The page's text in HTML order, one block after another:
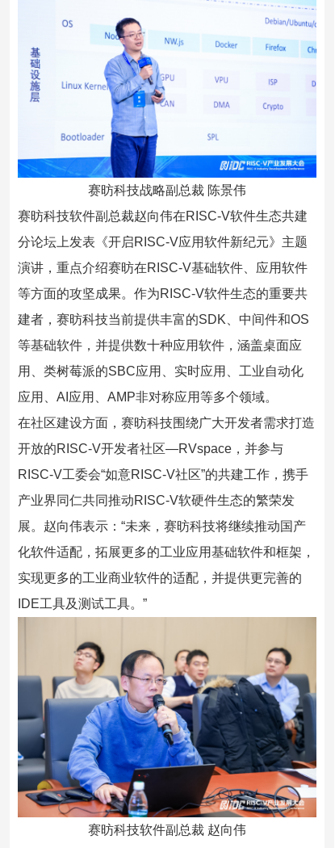
赛昉科技战略副总裁 陈景伟
赛昉科技软件副总裁赵向伟在RISC-V软件生态共建
分论坛上发表 《开启RISC-V应用软件新纪元》 主题
演讲，重点介绍赛昉在RISC-V基础软件、应用软件
等方面的攻坚成果。作为RISC-V软件生态的重要共
建者，赛昉科技当前提供丰富的SDK、中间件和OS
等基础软件，并提供数十种应用软件，涵盖桌面应
用、类树莓派的SBC应用、实时应用、工业自动化
应用、AI应用、AMP非对称应用等多个领域。
在社区建设方面，赛昉科技围绕广大开发者需求打造
开放的RISC-V开发者社区—RVspace，并参与
RISC-V工委会“如意RISC-V社区”的共建工作，携手
产业界同仁共同推动RISC-V软硬件生态的繁荣发
展。赵向伟表示：“未来，赛昉科技将继续推动国产
化软件适配，拓展更多的工业应用基础软件和框架，
实现更多的工业商业软件的适配，并提供更完善的
IDE工具及测试工具。”
赛昉科技软件副总裁 赵向伟